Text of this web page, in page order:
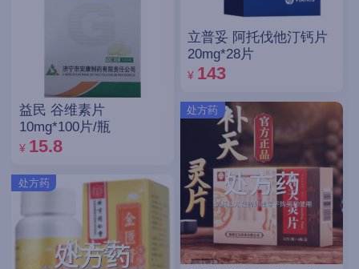
益民 谷维素片
10mg*100片/瓶
¥ 15.8
处方药
立普妥 阿托伐他汀钙片
20mg*28片
¥ 143
处方药